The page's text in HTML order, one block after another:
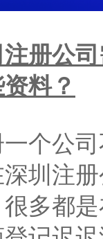
册公
料？
公司
圳注
多都